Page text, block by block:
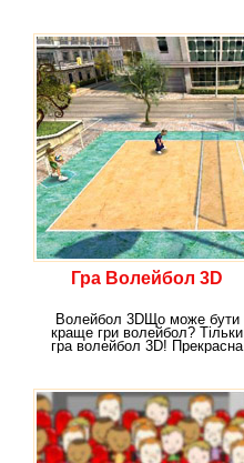
Гра Волейбол 3D
Волейбол 3DЩо може бути
краще гри волейбол? Тільки
гра волейбол 3D! Прекрасна